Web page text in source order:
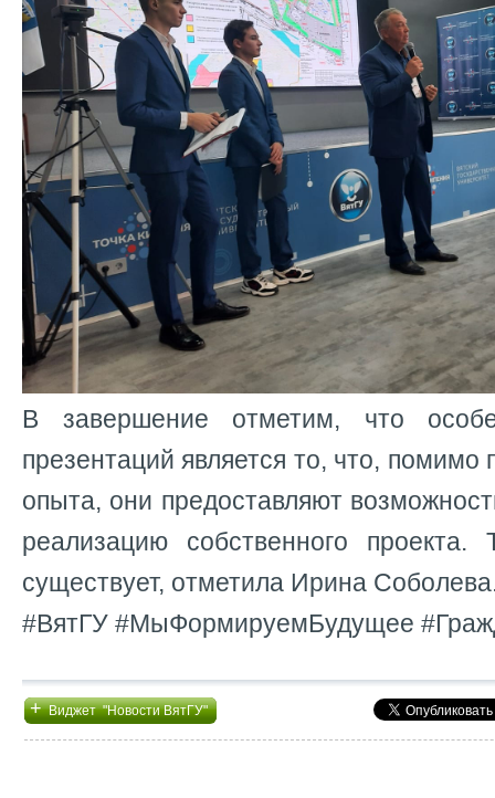
В завершение отметим, что
презентаций является то, что, помимо
опыта, они предоставляют
реализацию собственного проекта.
существует, отметила Ирина
#ВятГУ #МыФормируемБудущее
+Виджет "Новости ВятГУ"